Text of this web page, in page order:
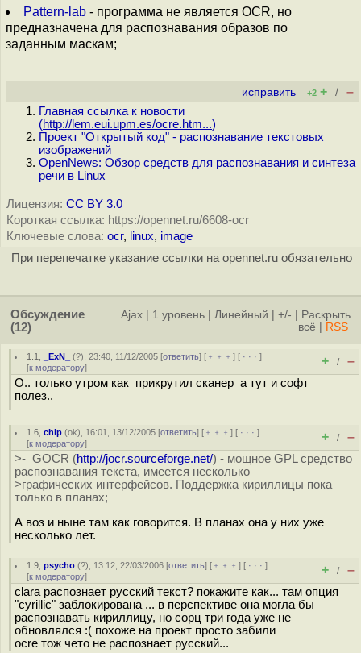
Pattern-lab - программа не является OCR, но
предназначена для распознавания образов по
заданным маскам;
исправить +2 + / –
Главная ссылка к новости
(http://lem.eui.upm.es/ocre.htm...)
Проект "Открытый код" - распознавание текстовых
изображений
OpenNews: Обзор средств для распознавания и синтеза
речи в Linux
Лицензия: CC BY 3.0
Короткая ссылка: https://opennet.ru/6608-ocr
Ключевые слова: ocr, linux, image
При перепечатке указание ссылки на opennet.ru обязательно
Обсуждение
(12)
Ajax 1 уровень Линейный +/-
Раскрыть
всё
RSS
1.1 _ExN_ (?), 23:40, 11/12/2005 [ответить] [ ﹢﹢﹢] [ · · ·]
[к модератору] + / –
О.. только утром как прикрутил сканер а тут и софт
полез..
1.6 ,chip (ok), 16:01, 13/12/2005 [ответить] [ ﹢﹢﹢] [ · · ·]
[к модератору] + / –
>- GOCR (http://jocr.sourceforge.net/) - мощное GPL средство
распознавания текста, имеется несколько
>графических интерфейсов. Поддержка кириллицы пока
только в планах;
А воз и ныне там как говорится. В планах она у них уже
несколько лет.
1.9 ,psycho (?), 13:12, 22/03/2006 [ответить] [ ﹢﹢﹢] [ · · ·]
[к модератору] + / –
clara распознает русский текст? покажите как... там опция
"cyrillic" заблокирована ... в перспективе она могла бы
распознавать кириллицу, но сорц три года уже не
обновлялся :( похоже на проект просто забили
ocre тож чето не распознает русский...